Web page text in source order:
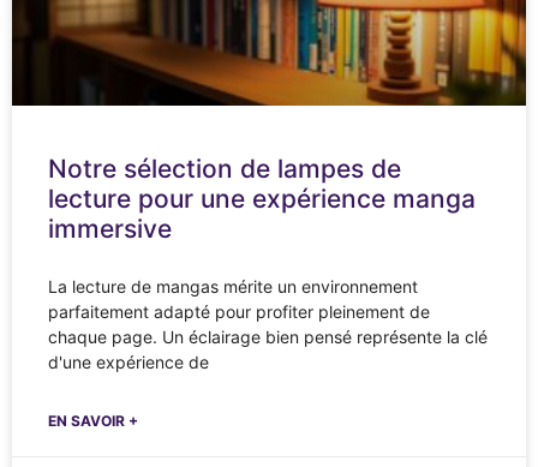
Notre sélection de lampes de
lecture pour une expérience manga
immersive
La lecture de mangas mérite un environnement
parfaitement adapté pour profiter pleinement de
chaque page. Un éclairage bien pensé représente la clé
d'une expérience de
EN SAVOIR +